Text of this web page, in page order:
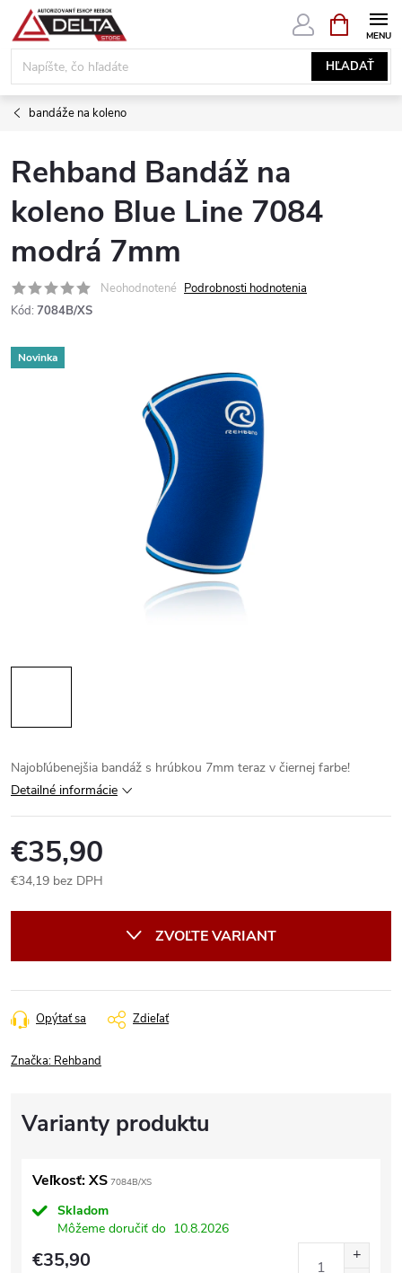
Prejsť
obsah
HĽADAŤ
KOŠÍK
bandáže na koleno
Rehband Bandáž na
koleno Blue Line 7084
modrá 7mm
Neohodnotené Podrobnosti hodnotenia
Kód: 7084B/XS
Novinka
Najobľúbenejšia bandáž s hrúbkou 7mm teraz v čiernej farbe!
Detailné informácie
€35,90
€34,19 bez DPH
ZVOĽTE VARIANT
Opýtať sa Zdieľať
Značka: Rehband
Veľkosť: XS 7084B/XS
Skladom
Môžeme doručiť do 10.8.2026
€35,90